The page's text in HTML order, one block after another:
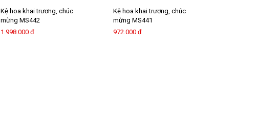
Kệ hoa khai trương, chúc
mừng MS442
1.998.000 đ
Kệ hoa khai trương, chúc
mừng MS441
972.000 đ